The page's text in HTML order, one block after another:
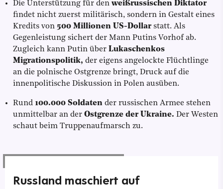
Die Unterstützung für den weißrussischen Diktator
findet nicht zuerst militärisch, sondern in Gestalt eines
Kredits von 500 Millionen US-Dollarstatt. Als
Gegenleistung sichert der Mann Putins Vorhof ab.
Zugleich kann Putin über Lukaschenkos
Migrationspolitik, der eigens angelockte Flüchtlinge
an die polnische Ostgrenze bringt, Druck auf die
innenpolitische Diskussion in Polen ausüben.
Rund 100.000 Soldaten der russischen Armee stehen
unmittelbar an der Ostgrenze der Ukraine. Der Westen
schaut beim Truppenaufmarsch zu.
Russland maschiert auf